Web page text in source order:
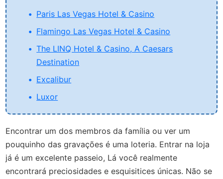
Paris Las Vegas Hotel & Casino
Flamingo Las Vegas Hotel & Casino
The LINQ Hotel & Casino, A Caesars
Destination
Excalibur
Luxor
Encontrar um dos membros da família ou ver um
pouquinho das gravações é uma loteria. Entrar na loja
já é um excelente passeio, Lá você realmente
encontrará preciosidades e esquisitices únicas. Não se